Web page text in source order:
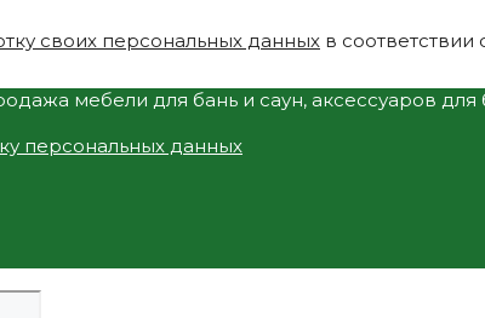
своих персональных данных в соответствии
мебели для бань и саун, аксессуаров
персональных данных